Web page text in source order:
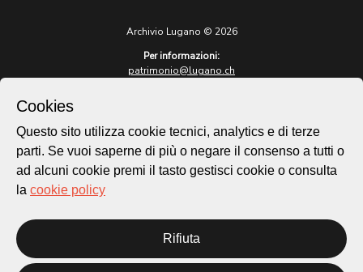
Archivio Lugano © 2026
Per informazioni:
patrimonio@lugano.ch
lugano.ch
Cookie policy
Homepage
Temi
Cookies
Questo sito utilizza cookie tecnici, analytics e di terze
parti. Se vuoi saperne di più o negare il consenso a tutti o
ad alcuni cookie premi il tasto gestisci cookie o consulta
la cookie policy
Rifiuta